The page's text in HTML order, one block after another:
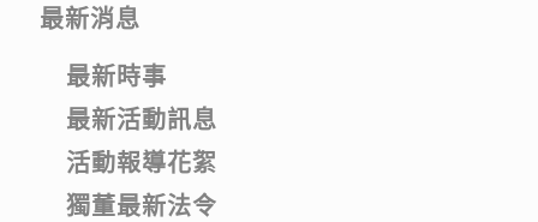
最新消息
最新時事
最新活動訊息
活動報導花絮
獨董最新法令